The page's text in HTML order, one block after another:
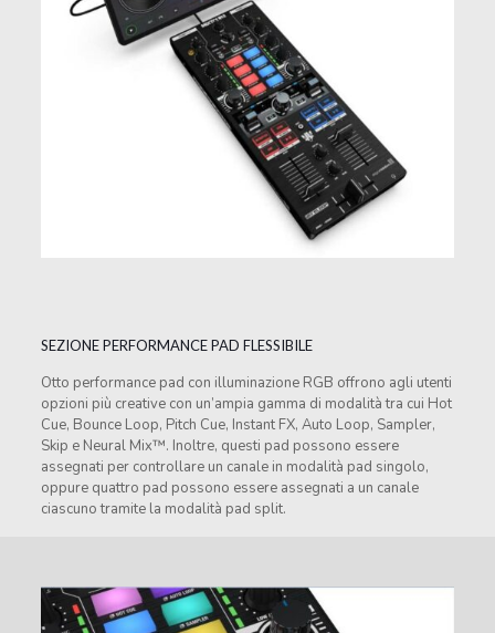
SEZIONE PERFORMANCE PAD FLESSIBILE
Otto performance pad con illuminazione RGB offrono agli utenti
opzioni più creative con un’ampia gamma di modalità tra cui Hot
Cue, Bounce Loop, Pitch Cue, Instant FX, Auto Loop, Sampler,
Skip e Neural Mix™. Inoltre, questi pad possono essere
assegnati per controllare un canale in modalità pad singolo,
oppure quattro pad possono essere assegnati a un canale
ciascuno tramite la modalità pad split.